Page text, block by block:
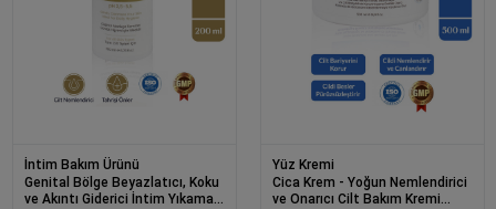
İntim Bakım Ürünü
Genital Bölge Beyazlatıcı, Koku
ve Akıntı Giderici İntim Yıkama
Yüz Kremi
Cica Krem - Yoğun Nemlendirici
ve Onarıcı Cilt Bakım Kremi